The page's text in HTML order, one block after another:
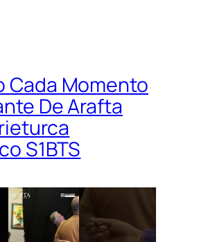
Cada Momento
De Arafta
S1BTS